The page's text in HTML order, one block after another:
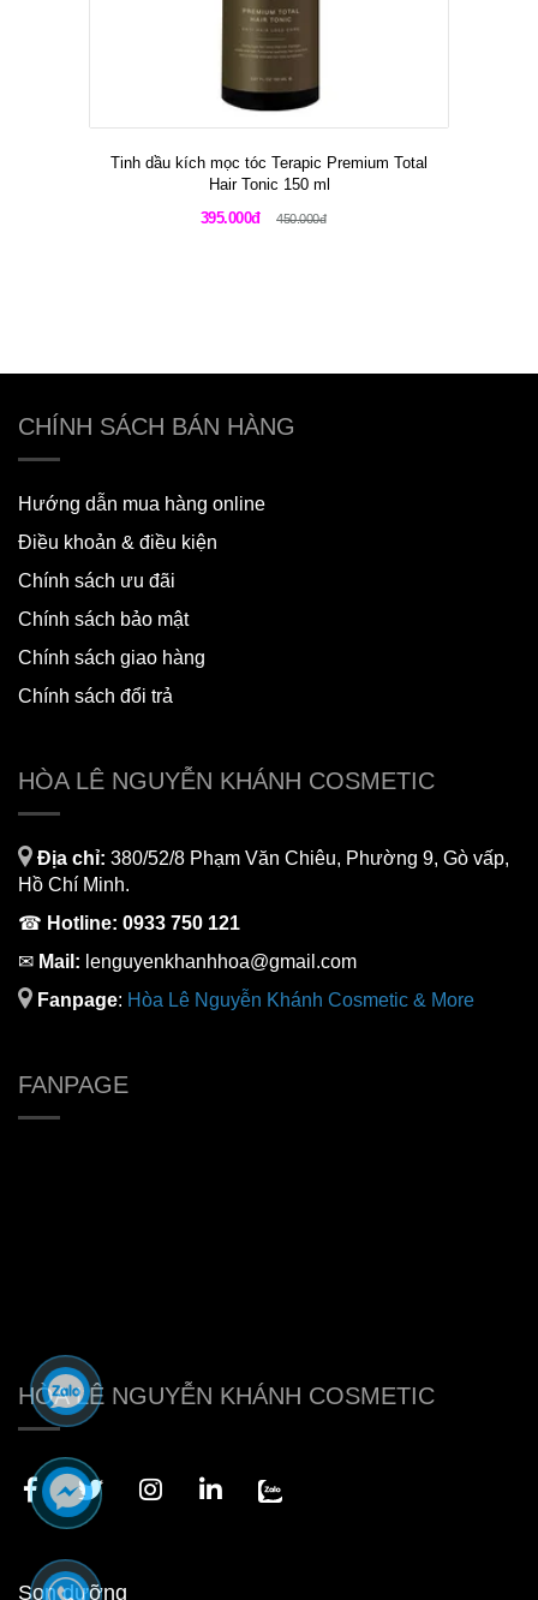
Tinh dầu kích mọc tóc Terapic Premium Total
Hair Tonic 150 ml
395.000đ
450.000đ
Son dưỡng
CHÍNH SÁCH BÁN HÀNG
Hướng dẫn mua hàng online
Điều khoản & điều kiện
Chính sách ưu đãi
Chính sách bảo mật
Chính sách giao hàng
Chính sách đổi trả
HÒA LÊ NGUYỄN KHÁNH COSMETIC
Địa chỉ: 380/52/8 Phạm Văn Chiêu, Phường 9, Gò vấp,
Hồ Chí Minh.
☎ Hotline: 0933 750 121
✉ Mail: lenguyenkhanhhoa@gmail.com
Fanpage: Hòa Lê Nguyễn Khánh Cosmetic & More
FANPAGE
HÒA LÊ NGUYỄN KHÁNH COSMETIC